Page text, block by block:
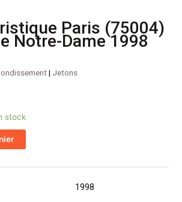
Paris (75004)
Notre-Dame 1998
| Jetons
stock
1998